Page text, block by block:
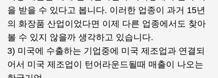
을 받을 수 있다고 봅니다. 이러한 업종이 과거 15년
의 화장품 산업이었다면 이제 다른 업종에서도 찾아
볼 수 있지 않을까 생각하고 있습니다.
3) 미국에 수출하는 기업중에 미국 제조업과 연결되
어서 미국 제조업이 턴어라운드될때 매출이 나오는